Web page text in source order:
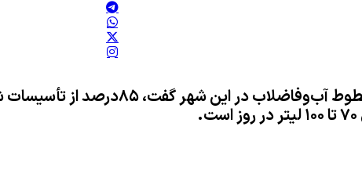
شهردار غزه با اشاره به مشکلات